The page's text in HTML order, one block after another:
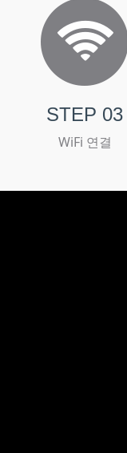
STEP 03
WiFi 연결